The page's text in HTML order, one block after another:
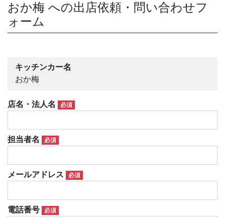
おか梅 への出店依頼・問い合わせフ
ォーム
キッチンカー名
おか梅
店名・法人名 必須
担当者名 必須
メールアドレス 必須
電話番号 必須